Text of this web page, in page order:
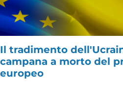
Il tradimento
campana a morto del
europeo